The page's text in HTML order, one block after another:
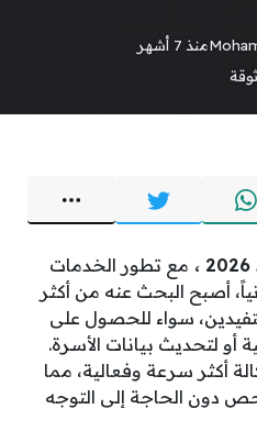
منذ 7 أشهر
مع تطور الخدمات
أصبح البحث عنه من أكثر
سواء للحصول على
أو لتحديث بيانات الأسرة.
أكثر سرعة وفعالية، مما
دون الحاجة إلى التوجه